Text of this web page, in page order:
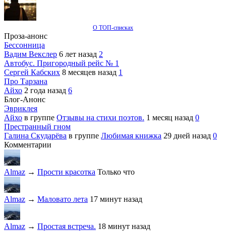
О ТОП-списках
Проза-анонс
Бессонница
Вадим Векслер 6 лет назад 2
Автобус. Пригородный рейс № 1
Сергей Кабских 8 месяцев назад 1
Про Тарзана
Айхо 2 года назад 6
Блог-Анонс
Эвриклея
Айхо в группе Отзывы на стихи поэтов. 1 месяц назад 0
Престранный гном
Галина Скударёва в группе Любимая книжка 29 дней назад 0
Комментарии
Almaz → Прости красотка Только что
Almaz → Маловато лета 17 минут назад
Almaz → Простая встреча. 18 минут назад